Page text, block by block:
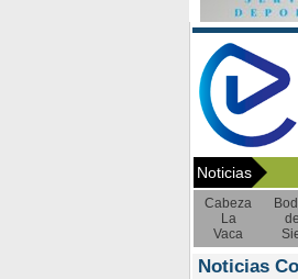
Noticias
Cabeza
La
Vaca
Noticias